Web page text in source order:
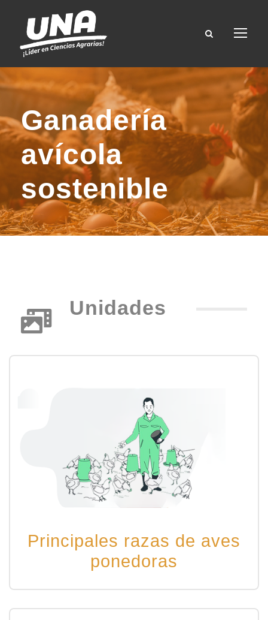
Ganadería
avícola
sostenible
Unidades
Principales razas de aves
ponedoras